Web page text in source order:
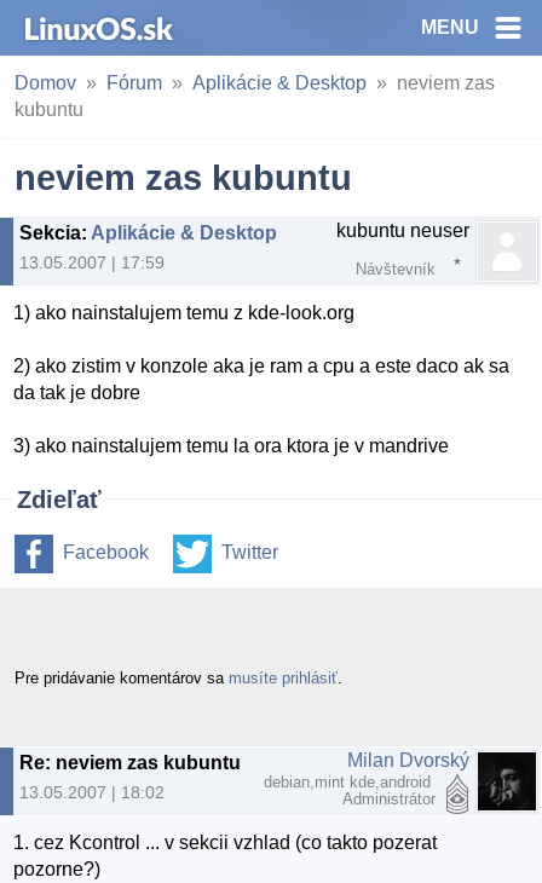
MENU
Domov Fórum Aplikácie & Desktop
neviem zas
kubuntu
neviem zas kubuntu
Sekcia: Aplikácie & Desktop
13.05.2007 | 17:59
kubuntu neuser
Návštevník
1) ako nainstalujem temu z kde-look.org
2) ako zistim v konzole aka je ram a cpu a este daco ak sa
da tak je dobre
3) ako nainstalujem temu la ora ktora je v mandrive
Zdieľať
Facebook Twitter
Pre pridávanie komentárov sa musíte prihlásiť
Re: neviem zas kubuntu
13.05.2007 | 18:02
Milan Dvorský
debian,mint kde,android
Administrátor
1. cez Kcontrol ... v sekcii vzhlad (co takto pozerat
pozorne?)